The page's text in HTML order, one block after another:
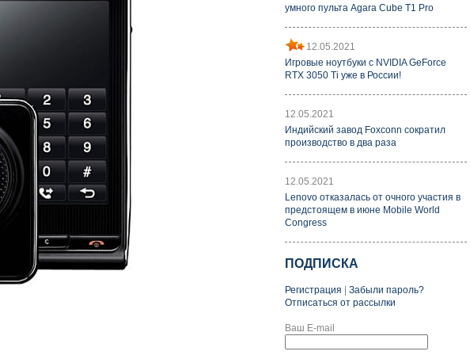
умного пульта Agara Cube T1 Pro
12.05.2021
Игровые ноутбуки с NVIDIA GeForce
RTX 3050 Ti уже в России!
12.05.2021
Индийский завод Foxconn сократил
производство в два раза
12.05.2021
Lenovo отказалась от очного участия в
предстоящем в июне Mobile World
Congress
ПОДПИСКА
Регистрация
Забыли пароль?
Отписаться от рассылки
Ваш E-mail